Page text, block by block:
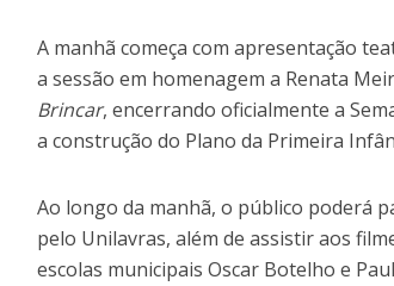
A manhã começa com apresentação
a sessão em homenagem a Renata
Brincar, encerrando oficialmente a
a construção do Plano da Primeira
Ao longo da manhã, o público poderá
pelo Unilavras, além de assistir aos
escolas municipais Oscar Botelho e